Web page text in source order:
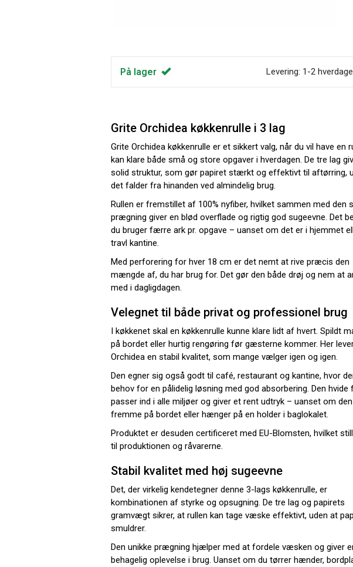
På lager Levering: 1-2
Grite Orchidea køkkenrulle i 3 lag
Grite Orchidea køkkenrulle er et sikkert valg, når du vil have en
kan klare både små og store opgaver i hverdagen. De tre lag
solid struktur, som gør papiret stærkt og effektivt til aftørring,
det falder fra hinanden ved almindelig brug.
Rullen er fremstillet af 100% nyfiber, hvilket sammen med den
prægning giver en blød overflade og rigtig god sugeevne. Det
du bruger færre ark pr. opgave – uanset om det er i hjemmet
travl kantine.
Med perforering for hver 18 cm er det nemt at rive præcis den
mængde af, du har brug for. Det gør den både drøj og nem at
med i dagligdagen.
Velegnet til både privat og professionel brug
I køkkenet skal en køkkenrulle kunne klare lidt af hvert. Spildt
på bordet eller hurtig rengøring før gæsterne kommer. Her
Orchidea en stabil kvalitet, som mange vælger igen og igen.
Den egner sig også godt til café, restaurant og kantine, hvor
behov for en pålidelig løsning med god absorbering. Den hvide
passer ind i alle miljøer og giver et rent udtryk – uanset om
fremme på bordet eller hænger på en holder i baglokalet.
Produktet er desuden certificeret med EU-Blomsten, hvilket
til produktionen og råvarerne.
Stabil kvalitet med høj sugeevne
Det, der virkelig kendetegner denne 3-lags køkkenrulle, er
kombinationen af styrke og opsugning. De tre lag og papirets
gramvægt sikrer, at rullen kan tage væske effektivt, uden at
smuldrer.
Den unikke prægning hjælper med at fordele væsken og giver
behagelig oplevelse i brug. Uanset om du tørrer hænder,